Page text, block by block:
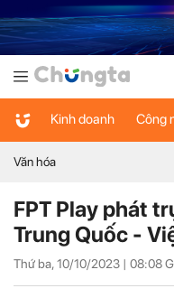
Kinh doanh Công
Văn hóa
FPT Play phát
Trung Quốc -
Thứ ba, 10/10/2023 | 08:08